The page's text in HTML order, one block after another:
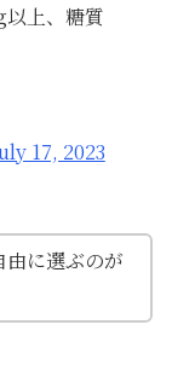
以上、糖質
17, 2023
に選ぶのが